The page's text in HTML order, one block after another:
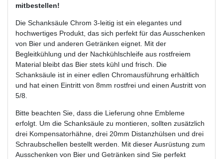
mitbestellen!
Die Schanksäule Chrom 3-leitig ist ein elegantes und
hochwertiges Produkt, das sich perfekt für das Ausschenken
von Bier und anderen Getränken eignet. Mit der
Begleitkühlung und der Nachkühlschleife aus rostfreiem
Material bleibt das Bier stets kühl und frisch. Die
Schanksäule ist in einer edlen Chromausführung erhältlich
und hat einen Eintritt von 8mm rostfrei und einen Austritt von
5/8.
Bitte beachten Sie, dass die Lieferung ohne Embleme
erfolgt. Um die Schanksäule zu montieren, sollten zusätzlich
drei Kompensatorhähne, drei 20mm Distanzhülsen und drei
Schraubschellen bestellt werden. Mit dieser Ausrüstung zum
Ausschenken von Bier und Getränken sind Sie perfekt